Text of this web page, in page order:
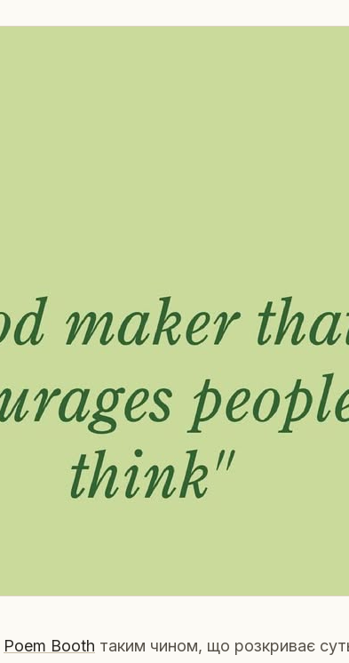
Poem Booth таким чином, що розкриває